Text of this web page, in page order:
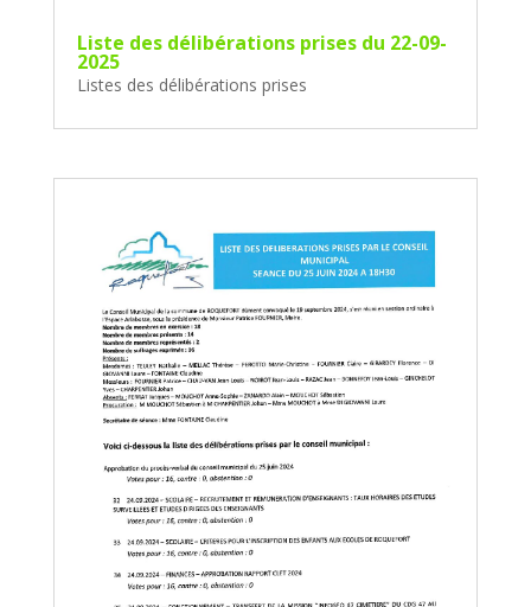
Liste des délibérations prises du 22-09-
2025
Listes des délibérations prises